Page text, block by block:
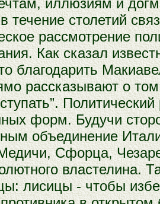
иллюзиям и
течение столетий
рассмотрение
Как сказал
благодарить
рассказывают о
форм. Будучи
объединение
Сфорца,
властелина.
лисицы - чтобы